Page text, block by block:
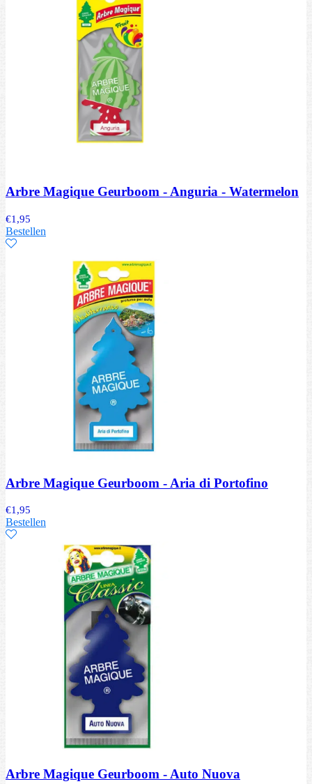
Arbre Magique Geurboom - Anguria - Watermelon
€1,95
Bestellen
Arbre Magique Geurboom - Aria di Portofino
€1,95
Bestellen
Arbre Magique Geurboom - Auto Nuova